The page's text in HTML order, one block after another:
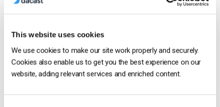
This website uses cookies
We use cookies to make our site work properly and securely.
Cookies also enable us to get you the best experience on our
website, adding relevant services and enriched content.
Jose Guevara